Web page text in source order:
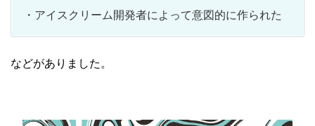
・アイスクリーム開発者によって意図的に作られた
などがありました。